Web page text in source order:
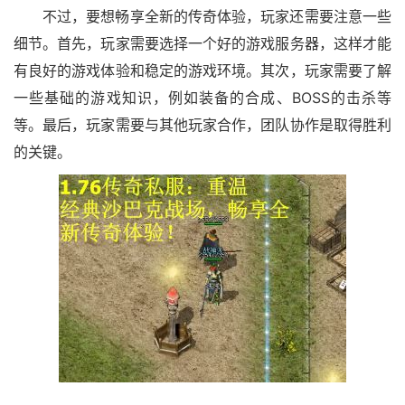
不过，要想畅享全新的传奇体验，玩家还需要注意一些
细节。首先，玩家需要选择一个好的游戏服务器，这样才能
有良好的游戏体验和稳定的游戏环境。其次，玩家需要了解
一些基础的游戏知识，例如装备的合成、BOSS的击杀等
等。最后，玩家需要与其他玩家合作，团队协作是取得胜利
的关键。